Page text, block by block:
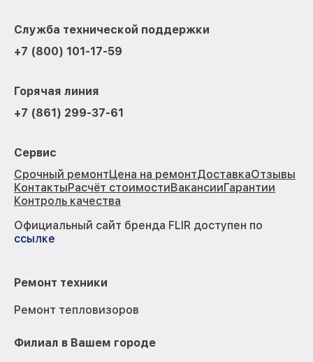
Служба технической поддержки
+7 (800) 101-17-59
Горячая линия
+7 (861) 299-37-61
Сервис
Срочный ремонтЦена на ремонтДоставкаОтзывы
КонтактыРасчёт стоимостиВакансииГарантии
Контроль качества
Официальный сайт бренда FLIR доступен по
ссылке
Ремонт техники
Ремонт тепловизоров
Филиал в Вашем городе